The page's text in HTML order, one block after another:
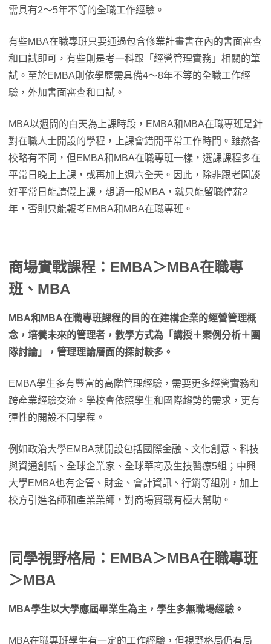
需具有2～5年不等的全職工作經驗。
有些MBA在職專班只要通過包含修業計畫書在內的書面審查
和口試即可，有些則是考一科跟「經營管理實務」相關的筆
試。至於EMBA則依學歷需具備4～8年不等的全職工作經
驗，外加書面審查和口試。
MBA以週間的白天為上課時段，EMBA和MBA在職專班是針
對在職人士開設的學程，上課會錯開平常工作時間。雖然各
校略有不同，但EMBA和MBA在職專班一樣，選課課程多在
平常日晚上上課，或再加上週六全天。因此，除非跟老闆談
好平常日能請假上課，想讀一般MBA，就只能留職停薪2
年，否則只能報考EMBA和MBA在職專班。
商場實戰課程：EMBA＞MBA在職專
班、MBA
MBA和MBA在職專班課程的目的在建構企業的經營管理概
念，培養未來的管理者，教學方式為「講授＋案例分析＋團
隊討論」，管理理論層面的探討較多。
EMBA學生多有豐富的高階管理經驗，需要更多經營實務和
跨產業經驗交流。學校會依照學生和國際趨勢的需求，更有
彈性的開設不同學程。
例如政治大學EMBA就開設包括國際金融、文化創意、科技
與資通創新、全球企業家、全球華商及生技醫療5組；中興
大學EMBA也有企管、財金、會計資訊、行銷等組別，加上
校方引進名師和產業業師，對商場實戰有極大幫助。
同學視野格局：EMBA＞MBA在職專班
＞MBA
MBA學生以大學應屆畢業生為主，學生多無職場經驗。
MBA在職專班學生有一定的工作經驗，但視野格局仍有局